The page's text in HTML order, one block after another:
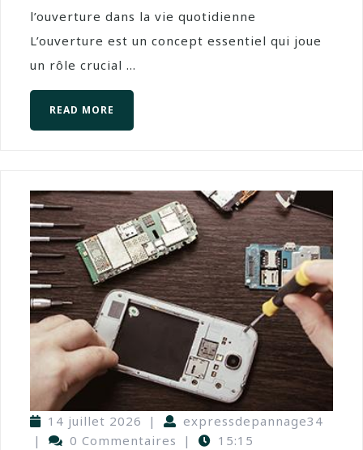
l’ouverture dans la vie quotidienne
L’ouverture est un concept essentiel qui joue
un rôle crucial ...
READ MORE
14 juillet 2026 |
expressdepannage34
|
0 Commentaires | 15:15